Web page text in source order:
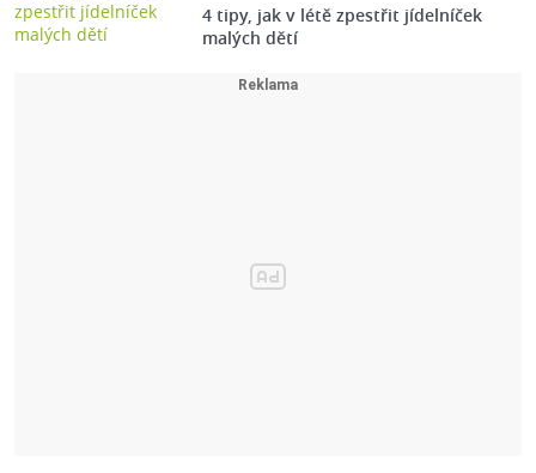
4 tipy, jak v létě zpestřit jídelníček
malých dětí